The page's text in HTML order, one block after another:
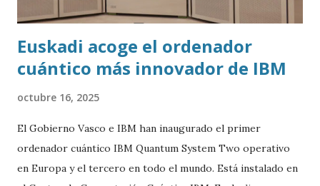
Euskadi acoge el ordenador
cuántico más innovador de IBM
octubre 16, 2025
El Gobierno Vasco e IBM han inaugurado el primer
ordenador cuántico IBM Quantum System Two operativo
en Europa y el tercero en todo el mundo. Está instalado en